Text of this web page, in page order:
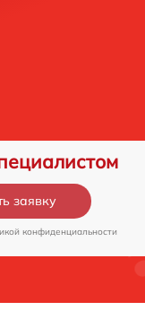
заявку
конфиденциальности